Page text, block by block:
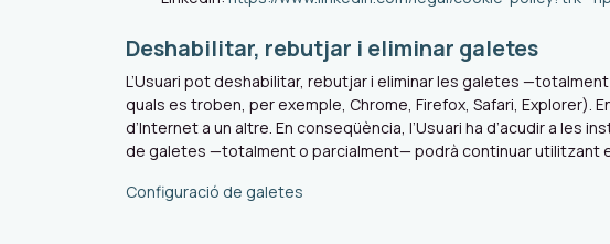
Deshabilitar, rebutjar i eliminar galetes
L’Usuari pot deshabilitar, rebutjar i eliminar les galetes
quals es troben, per exemple, Chrome, Firefox, Safari,
d’Internet a un altre. En conseqüència, l’Usuari ha d’acudir a
de galetes —totalment o parcialment— podrà continuar utilitzant
Configuració de galetes